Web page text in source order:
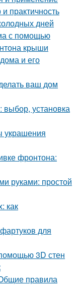
практичность
дней
с помощью
крыши
и его
ваш дом
установка
фронтона:
руками: простой
как
для
3D стен
правила